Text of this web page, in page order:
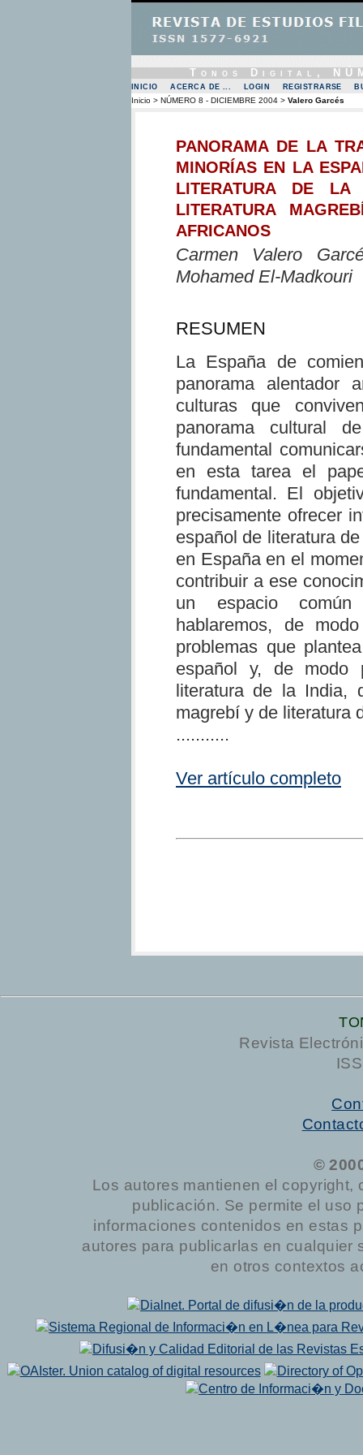
Tonos Digital,
INICIO ACERCA DE ... LOGIN REGISTRARSE
Inicio > NÚMERO 8 - DICIEMBRE 2004 > Valero Garcés
PANORAMA DE LA
MINORÍAS EN LA
LITERATURA DE LA
LITERATURA
AFRICANOS
Carmen Valero
Mohamed El-Madkouri
RESUMEN
La España de
panorama alentador
culturas que
panorama cultural
fundamental
en esta tarea el
fundamental. El
precisamente ofrecer
español de literatura
en España en el
contribuir a ese
un espacio
hablaremos, de
problemas que
español y, de modo
literatura de la India,
magrebí y de literatura
...........
Ver artículo completo
Revista
©
Los autores mantienen el
publicación. Se permite el uso
informaciones contenidos en estas
autores para publicarlas en cualquier
en otros contextos